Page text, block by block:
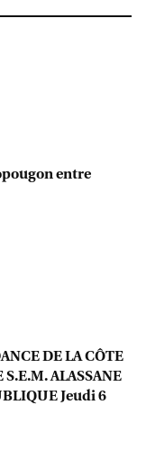
entre
DE LA CÔTE
ALASSANE
Jeudi 6